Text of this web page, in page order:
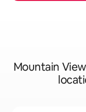
Mountain